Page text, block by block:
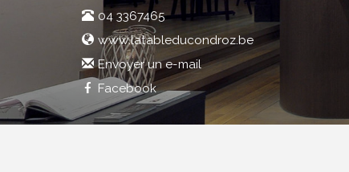
04 3367465
www.latableducondroz.be
Envoyer un e-mail
Facebook